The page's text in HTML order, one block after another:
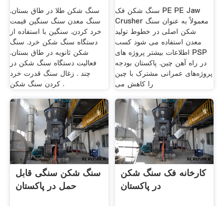
سنگ شکن طلا در طاق بستان.
سنگ معدن سنگ سنگین قیمت
خرد کردن. سنگین با استفاده از
دستگاه سنگ شکن خرد. سنگ
شکن ثانویه در طاق بستان.
فعالیت دستگاه سنگ شکن در
چند . زغال سنگ قدرت خرد
کردن سنگ شکن .
سنگ شکن فک PE PE Jaw
Crusher معمولاً به عنوان سنگ
شکن اصلی در خطوط تولید
معدن استفاده می شود کسب
اطلاعات بیشتر پروژه های PSP
در راه آهن چین. پاکستان بودجه
پروژه‌های عمرانی مشترک با چین
را کاهش می
سنگ شکن سنگی قابل
حمل در پاکستان
کارخانه فک سنگ شکن
در پاکستان